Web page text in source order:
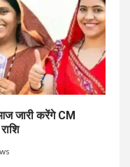
जारी करेंगे CM